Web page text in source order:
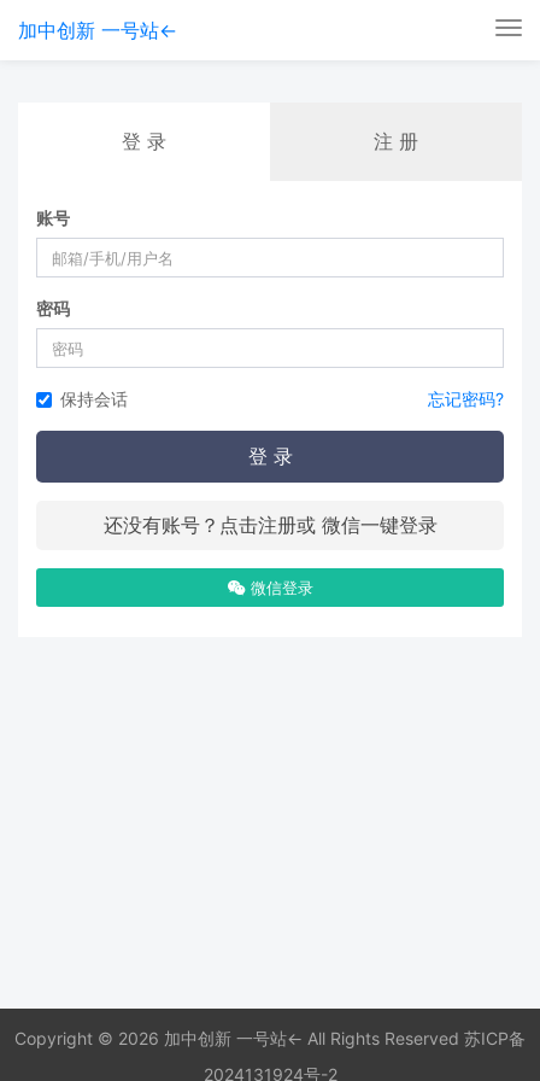
加中创新 一号站←
登 录 注 册
账号
密码
保持会话 忘记密码?
登 录
还没有账号？点击注册或 微信一键登录
微信登录
Copyright © 2026 加中创新 一号站← All Rights Reserved 苏ICP备
2024131924号-2